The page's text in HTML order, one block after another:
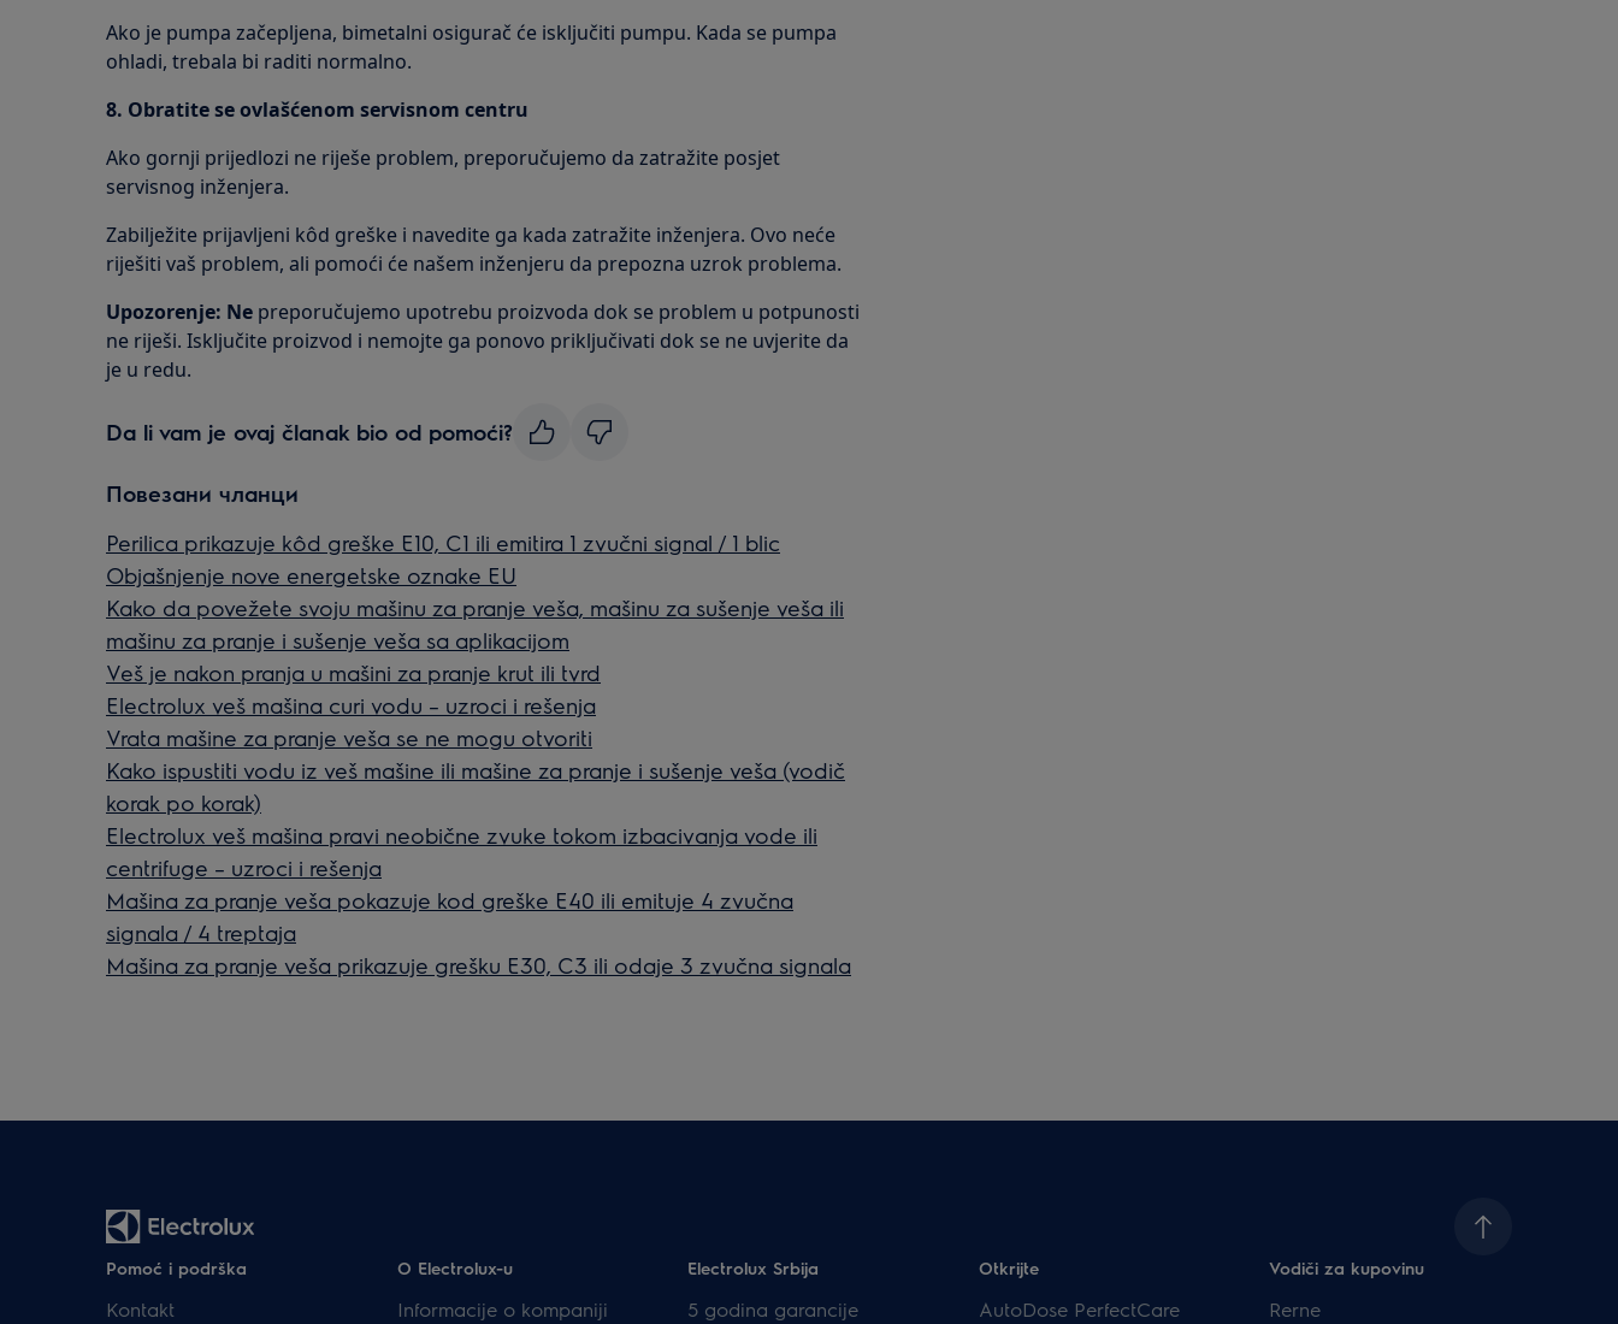
Ako je pumpa začepljena, bimetalni osigurač će isključiti pumpu. Kada se pumpa
ohladi, trebala bi raditi normalno.
8. Obratite se ovlašćenom servisnom centru
Ako gornji prijedlozi ne riješe problem, preporučujemo da zatražite posjet
servisnog inženjera.
Zabilježite prijavljeni kôd greške i navedite ga kada zatražite inženjera. Ovo neće
riješiti vaš problem, ali pomoći će našem inženjeru da prepozna uzrok problema.
Upozorenje: Ne preporučujemo upotrebu proizvoda dok se problem u potpunosti
ne riješi. Isključite proizvod i nemojte ga ponovo priključivati dok se ne uvjerite da
je u redu.
Da li vam je ovaj članak bio od pomoći?
Повезани чланци
Perilica prikazuje kôd greške E10, C1 ili emitira 1 zvučni signal / 1 blic
Objašnjenje nove energetske oznake EU
Kako da povežete svoju mašinu za pranje veša, mašinu za sušenje veša ili
mašinu za pranje i sušenje veša sa aplikacijom
Veš je nakon pranja u mašini za pranje krut ili tvrd
Electrolux veš mašina curi vodu – uzroci i rešenja
Vrata mašine za pranje veša se ne mogu otvoriti
Kako ispustiti vodu iz veš mašine ili mašine za pranje i sušenje veša (vodič
korak po korak)
Electrolux veš mašina pravi neobične zvuke tokom izbacivanja vode ili
centrifuge – uzroci i rešenja
Mašina za pranje veša pokazuje kod greške E40 ili emituje 4 zvučna
signala / 4 treptaja
Mašina za pranje veša prikazuje grešku E30, C3 ili odaje 3 zvučna signala
Pomoć i podrška
Kontakt
O Electrolux-u
Informacije o kompaniji
Electrolux Srbija
5 godina garancije
Otkrijte
AutoDose PerfectCare
Vodiči za kupovinu
Rerne